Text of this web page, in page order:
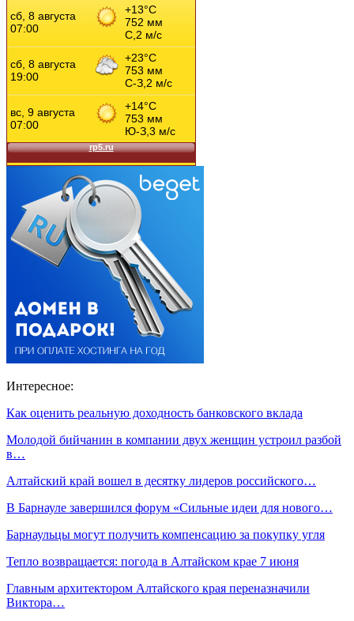
Интересное:
Как оценить реальную доходность банковского вклада
Молодой бийчанин в компании двух женщин устроил разбой
в…
Алтайский край вошел в десятку лидеров российского…
В Барнауле завершился форум «Сильные идеи для нового…
Барнаульцы могут получить компенсацию за покупку угля
Тепло возвращается: погода в Алтайском крае 7 июня
Главным архитектором Алтайского края переназначили
Виктора…